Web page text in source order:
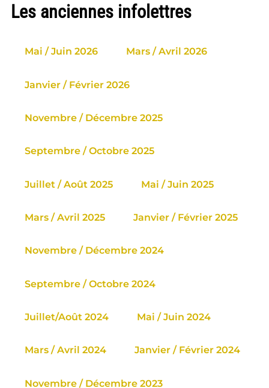
Les anciennes infolettres
Mai / Juin 2026 Mars / Avril 2026
Janvier / Février 2026
Novembre / Décembre 2025
Septembre / Octobre 2025
Juillet / Août 2025 Mai / Juin 2025
Mars / Avril 2025 Janvier / Février 2025
Novembre / Décembre 2024
Septembre / Octobre 2024
Juillet/Août 2024 Mai / Juin 2024
Mars / Avril 2024 Janvier / Février 2024
Novembre / Décembre 2023